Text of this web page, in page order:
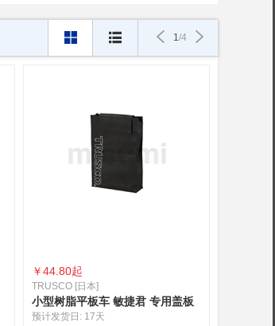
1/4
￥44.80起
TRUSCO [日本]
小型树脂平板车 敏捷君 专用盖板
预计发货日: 17天